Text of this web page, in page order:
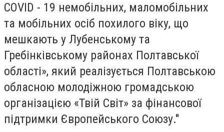
COVID - 19 немобільних, маломобільних
та мобільних осіб похилого віку, що
мешкають у Лубенському та
Гребінківському районах Полтавської
області», який реалізується Полтавською
обласною молодіжною громадською
організацією «Твій Світ» за фінансової
підтримки Європейського Союзу.''